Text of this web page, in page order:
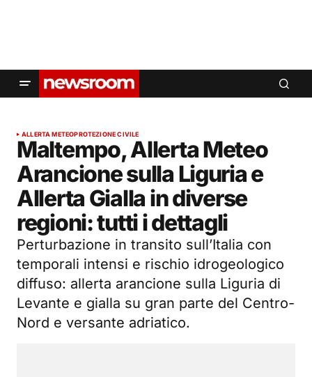
ALLERTA METEOPROTEZIONE CIVILE
Maltempo, Allerta Meteo
Arancione sulla Liguria e
Allerta Gialla in diverse
regioni: tutti i dettagli
Perturbazione in transito sull’Italia con
temporali intensi e rischio idrogeologico
diffuso: allerta arancione sulla Liguria di
Levante e gialla su gran parte del Centro-
Nord e versante adriatico.